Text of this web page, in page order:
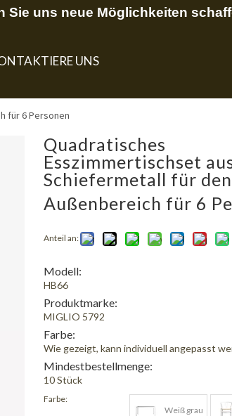
Sie uns neue Möglichkeiten
UNS
für 6 Personen
Quadratisches
Esszimmertischset
Schiefermetall für den
Außenbereich für 6
Anteil an:
Modell:
HB66
Produktmarke:
MIGLIO 5792
Farbe:
Wie gezeigt, kann individuell angepasst
Mindestbestellmenge:
10 Stück
Farbe:
Weiß grau